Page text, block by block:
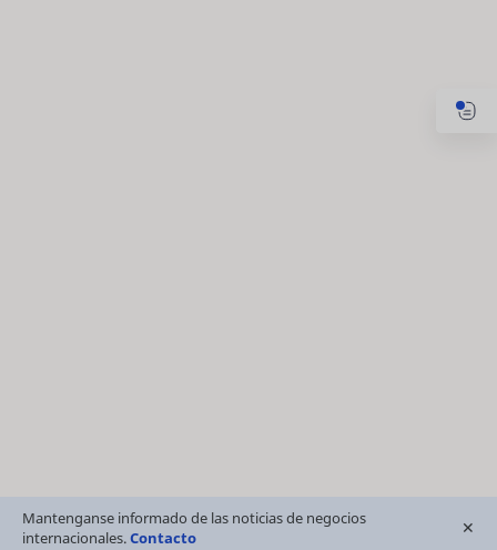
Mantenganse informado de las noticias de negocios
internacionales.Contacto